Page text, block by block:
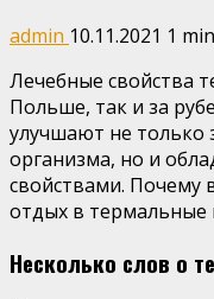
admin 10.11.2021 1
Лечебные свойства
Польше, так и за
улучшают не только
организма, но и
свойствами. Почему
отдых в термальные
Несколько слов о